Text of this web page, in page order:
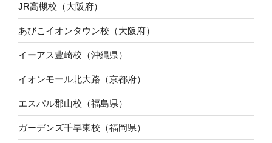
JR高槻校（大阪府）
あびこイオンタウン校（大阪府）
イーアス豊崎校（沖縄県）
イオンモール北大路（京都府）
エスパル郡山校（福島県）
ガーデンズ千早東校（福岡県）